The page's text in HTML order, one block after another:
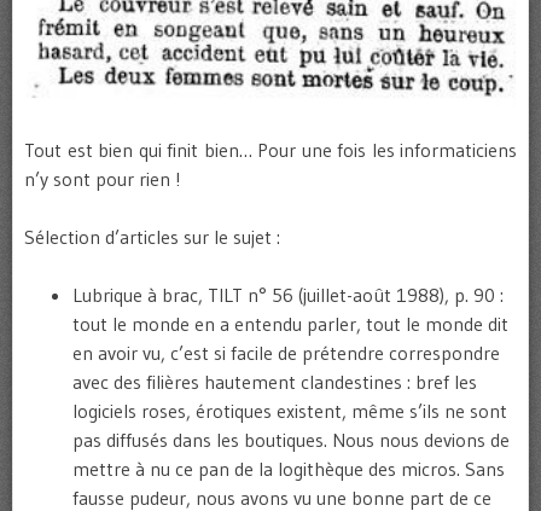
Tout est bien qui finit bien… Pour une fois les informaticiens
n’y sont pour rien !
Sélection d’articles sur le sujet :
Lubrique à brac, TILT n° 56 (juillet-août 1988), p. 90 :
tout le monde en a entendu parler, tout le monde dit
en avoir vu, c’est si facile de prétendre correspondre
avec des filières hautement clandestines : bref les
logiciels roses, érotiques existent, même s’ils ne sont
pas diffusés dans les boutiques. Nous nous devions de
mettre à nu ce pan de la logithèque des micros. Sans
fausse pudeur, nous avons vu une bonne part de ce